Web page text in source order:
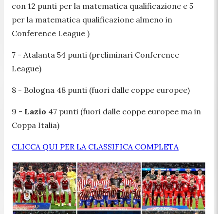
con 12 punti per la matematica qualificazione e 5
per la matematica qualificazione almeno in
Conference League )
7 - Atalanta 54 punti (preliminari Conference
League)
8 - Bologna 48 punti (fuori dalle coppe europee)
9 - Lazio 47 punti (fuori dalle coppe europee ma in
Coppa Italia)
CLICCA QUI PER LA CLASSIFICA COMPLETA